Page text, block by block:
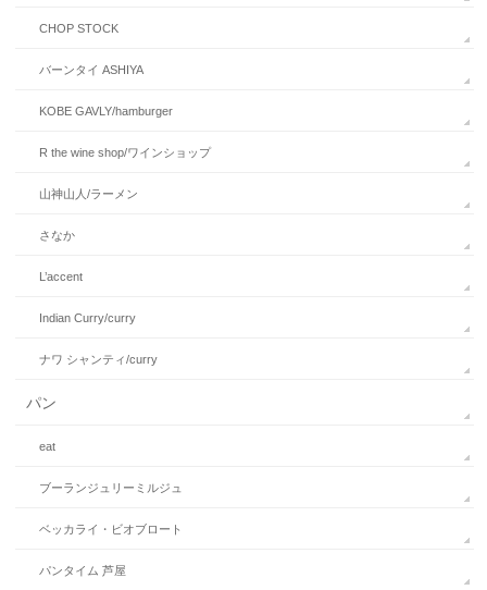
CHOP STOCK
バーンタイ ASHIYA
KOBE GAVLY/hamburger
R the wine shop/ワインショップ
山神山人/ラーメン
さなか
L’accent
Indian Curry/curry
ナワ シャンティ/curry
パン
eat
ブーランジュリーミルジュ
ベッカライ・ビオブロート
パンタイム 芦屋